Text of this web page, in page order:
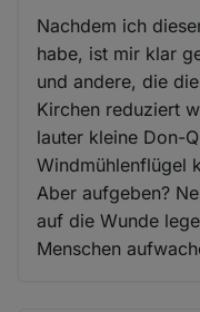
Nachdem ich
habe, ist mir klar
und andere, die
Kirchen reduziert
lauter kleine Don-
Windmühlenflügel
Aber aufgeben?
auf die Wunde
Menschen